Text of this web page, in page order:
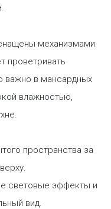
механизмами
проветривать
важно в мансардных
влажностью,
пространства за
световые эффекты и
вид.